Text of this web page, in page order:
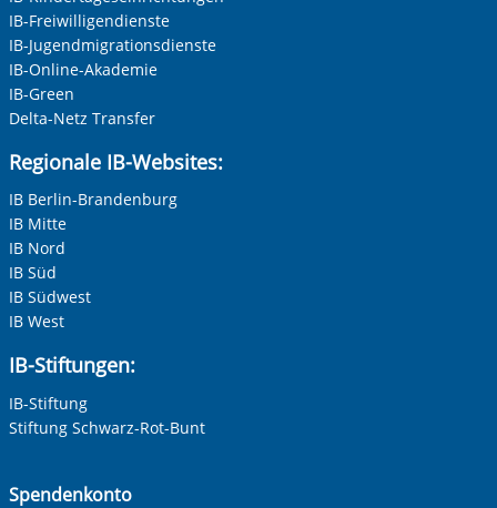
Vorherige Folie anzeigen
Neutrale Anrede
Unternehmen
Nachname, Vorname*
Adresse (PLZ, Ort, Strasse)
Ihre E-Mail-Adresse
Ihre Telefonnummer
IB-Freiwilligendienste
IB-Jugendmigrationsdienste
IB-Online-Akademie
IB-Green
Delta-Netz Transfer
Regionale IB-Websites:
IB Berlin-Brandenburg
IB Mitte
IB Nord
IB Süd
IB Südwest
IB West
IB-Stiftungen:
IB-Stiftung
Stiftung Schwarz-Rot-Bunt
Spendenkonto